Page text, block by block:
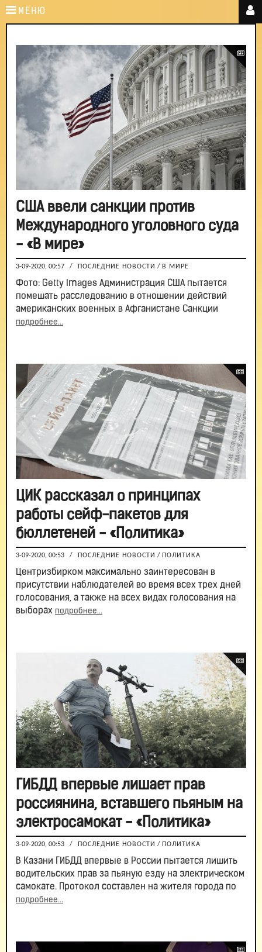
МЕНЮ
США ввели санкции против
Международного уголовного суда
- «В мире»
3-09-2020, 00:57 / ПОСЛЕДНИЕ НОВОСТИ / В МИРЕ
Фото: Getty Images Администрация США пытается
помешать расследованию в отношении действий
американских военных в Афганистане Санкции
подробнее...
ЦИК рассказал о принципах
работы сейф-пакетов для
бюллетеней - «Политика»
3-09-2020, 00:53 / ПОСЛЕДНИЕ НОВОСТИ / ПОЛИТИКА
Центризбирком максимально заинтересован в
присутствии наблюдателей во время всех трех дней
голосования, а также на всех видах голосования на
выборах подробнее...
ГИБДД впервые лишает прав
россиянина, вставшего пьяным на
электросамокат - «Политика»
3-09-2020, 00:53 / ПОСЛЕДНИЕ НОВОСТИ / ПОЛИТИКА
В Казани ГИБДД впервые в России пытается лишить
водительских прав за пьяную езду на электрическом
самокате. Протокол составлен на жителя города по
подробнее...